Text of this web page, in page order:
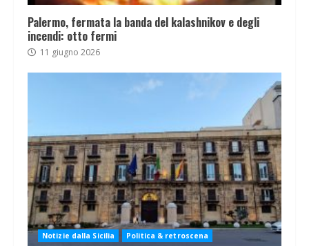
Palermo, fermata la banda del kalashnikov e degli
incendi: otto fermi
11 giugno 2026
Notizie dalla Sicilia Politica & retroscena